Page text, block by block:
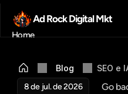
Ad Rock Digital Mkt
Home
Blog
Contato
Blog
SEO e
8 de jul. de 2026
Go